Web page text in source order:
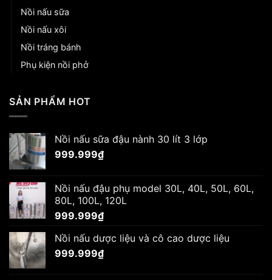
Nồi nấu sữa
Nồi nấu xôi
Nồi tráng bánh
Phụ kiện nồi phở
SẢN PHẨM HOT
Nồi nấu sữa đậu nành 30 lít 3 lớp
999.999₫
Nồi nấu đậu phụ model 30L, 40L, 50L, 60L,
80L, 100L, 120L
999.999₫
Nồi nấu dược liệu và cô cao dược liệu
999.999₫